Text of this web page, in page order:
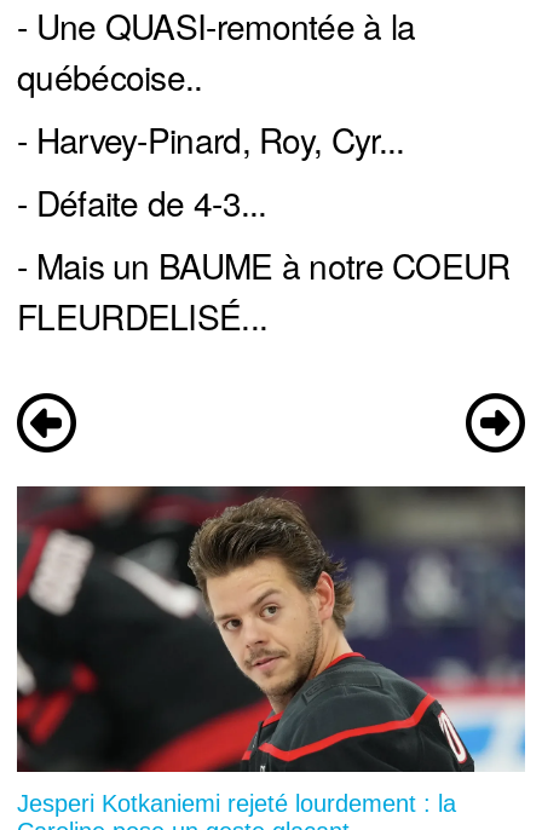
- Une QUASI-remontée à la
québécoise..
- Harvey-Pinard, Roy, Cyr...
- Défaite de 4-3...
- Mais un BAUME à notre COEUR
FLEURDELISÉ...
Jesperi Kotkaniemi rejeté lourdement : la